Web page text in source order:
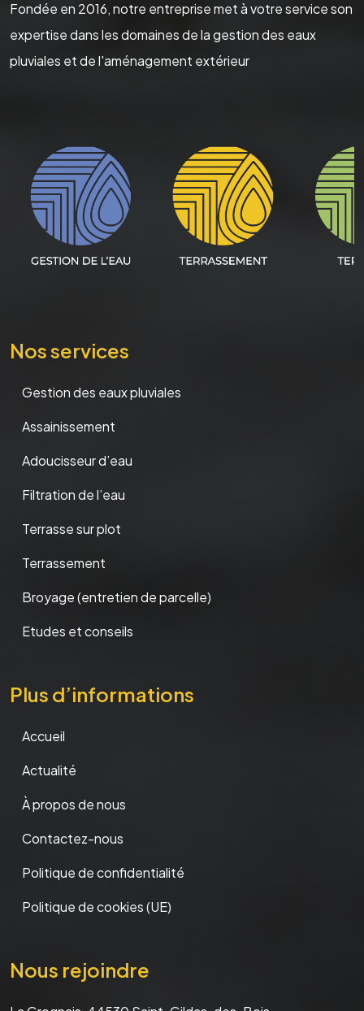
Fondée en 2016, notre entreprise met à votre service son
expertise dans les domaines de la gestion des eaux
pluviales et de l'aménagement extérieur
Nos services
Gestion des eaux pluviales
Assainissement
Adoucisseur d’eau
Filtration de l’eau
Terrasse sur plot
Terrassement
Broyage (entretien de parcelle)
Etudes et conseils
Plus d’informations
Accueil
Actualité
À propos de nous
Contactez-nous
Politique de confidentialité
Politique de cookies (UE)
Nous rejoindre